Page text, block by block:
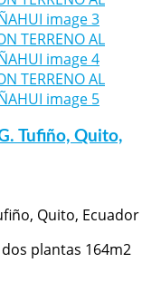
Tufiño, Quito,
Quito, Ecuador
plantas 164m2